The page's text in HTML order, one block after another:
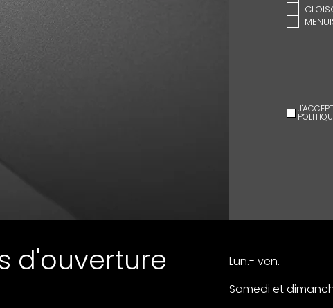
d'ouverture Lun.- ven.
Samedi et